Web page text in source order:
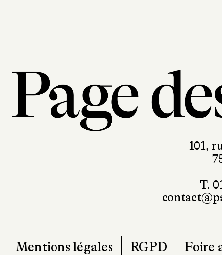
101,
T.
Mentions légales RGPD Foire